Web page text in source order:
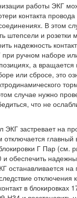
работы ЭКГ
контакта
В этом
штепсели и розетки
надежность
при ручном наборе
а вращается
или сбросе, это
случае нужно
что не
ЭКГ застревает на
отключается главный
Г Пар (см.
обеспечить
останавливается
отключения
в блокировках